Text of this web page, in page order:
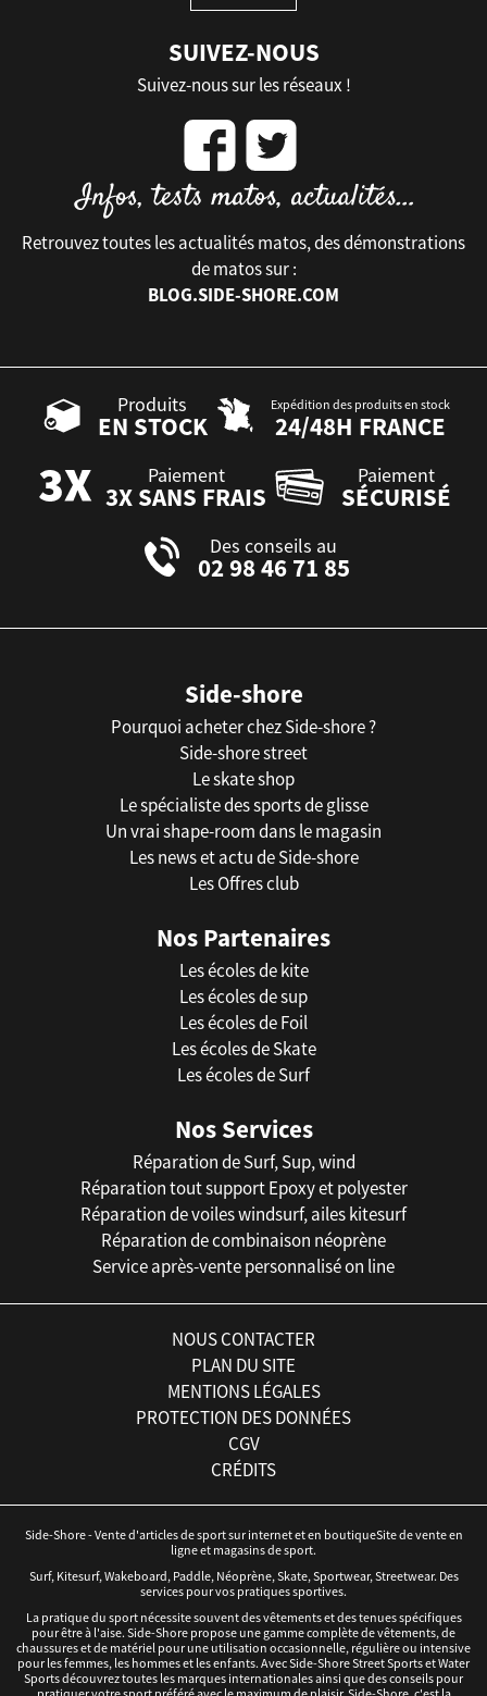
SUIVEZ-NOUS
Suivez-nous sur les réseaux !
Retrouvez toutes les actualités matos, des démonstrations
de matos sur :
BLOG.SIDE-SHORE.COM
Produits
EN STOCK
Expédition des produits en stock
24/48H FRANCE
Paiement
3X SANS FRAIS
Paiement
SÉCURISÉ
Des conseils au
02 98 46 71 85
Side-shore
Pourquoi acheter chez Side-shore ?
Side-shore street
Le skate shop
Le spécialiste des sports de glisse
Un vrai shape-room dans le magasin
Les news et actu de Side-shore
Les Offres club
Nos Partenaires
Les écoles de kite
Les écoles de sup
Les écoles de Foil
Les écoles de Skate
Les écoles de Surf
Nos Services
Réparation de Surf, Sup, wind
Réparation tout support Epoxy et polyester
Réparation de voiles windsurf, ailes kitesurf
Réparation de combinaison néoprène
Service après-vente personnalisé on line
NOUS CONTACTER
PLAN DU SITE
MENTIONS LÉGALES
PROTECTION DES DONNÉES
CGV
CRÉDITS
Side-Shore - Vente d'articles de sport sur internet et en boutiqueSite de vente en
ligne et magasins de sport.
Surf, Kitesurf, Wakeboard, Paddle, Néoprène, Skate, Sportwear, Streetwear. Des
services pour vos pratiques sportives.
La pratique du sport nécessite souvent des vêtements et des tenues spécifiques
pour être à l'aise. Side-Shore propose une gamme complète de vêtements, de
chaussures et de matériel pour une utilisation occasionnelle, régulière ou intensive
pour les femmes, les hommes et les enfants. Avec Side-Shore Street Sports et Water
Sports découvrez toutes les marques internationales ainsi que des conseils pour